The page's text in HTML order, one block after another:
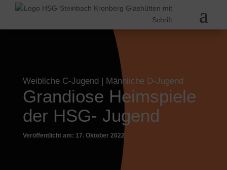
Weibliche C-Jugend| Männliche D-Jugend
Grandiose Heimspiele
der HSG- Jugend
Veröffentlicht am: 17. Oktober 2022